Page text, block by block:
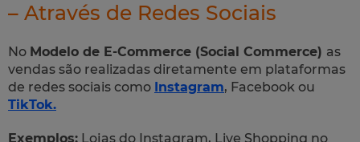
– Através de Redes Sociais
No Modelo de E-Commerce (Social Commerce) as
vendas são realizadas diretamente em plataformas
de redes sociais como Instagram, Facebook ou
TikTok.
Exemplos: Lojas do Instagram, Live Shopping no